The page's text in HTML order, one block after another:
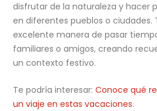
disfrutar de la naturaleza y hacer
en diferentes pueblos o ciudades.
excelente manera de pasar
familiares o amigos, creando
un contexto festivo.
Te podría interesar:Conoce qué
un viaje en estas vacaciones.